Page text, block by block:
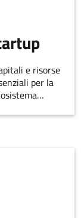
e risorse
per la